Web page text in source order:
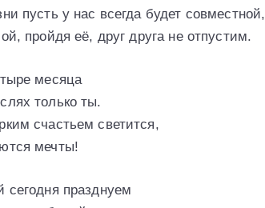
пусть у нас всегда будет совместной,
пройдя её, друг друга не отпустим.
месяца
только ты.
счастьем светится,
мечты!
сегодня празднуем